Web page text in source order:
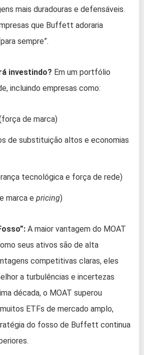
mais duradouras e defensáveis.
que Buffett adoraria
sempre”.
investindo? Em um portfólio
incluindo empresas como:
de marca)
de substituição altos e economias
tecnológica e força de rede)
marca e pricing)
A maior vantagem do MOAT
seus ativos são de alta
competitivas claras, eles
a turbulências e incertezas
década, o MOAT superou
ETFs de mercado amplo,
do fosso de Buffett continua